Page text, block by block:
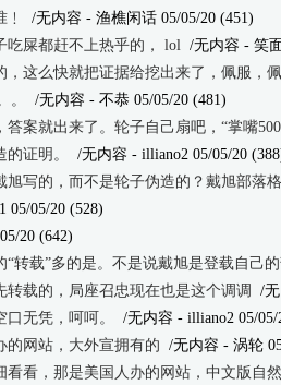
/无内容 - 渔樵闲话 05/05/20 (451)
吃屎都赶不上热乎的， lol /无内容 - 笑
，这么快就把证据给挖出来了，佩服，
。
/无内容 - 不恭 05/05/20 (481)
答案就出来了。轮子自己扇吧，“掌嘴
证明。
/无内容 - illiano2 05/05/20
旭写的，而不是轮子伪造的？戴旭部落
05/05/20 (528)
20 (642)
载”多的是。不是说戴旭是登载自己的部落
转载的，局座召忠现在也是这个调调
/
口无凭，呵呵。
/无内容 - illiano2 05/05/
的网站，大外宣拥有的 /无内容 - 涡轮
看看，那是美国人办的网站，中文版自